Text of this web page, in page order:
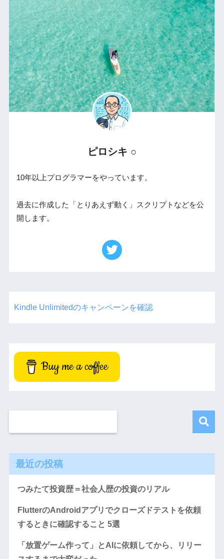
ピロシキ ○
10年以上プログラマーをやっています。
過去に作成した「とりあえず動く」スクリプトなどを公
開します。
Kindle Unlimitedのキャンペーンを確認
Buy me a coffee
最近の投稿
つみたて投資歴＝社会人歴の投資のリアル
FlutterのAndroidアプリでクローズドテストを依頼
するときに確認すること 5選
「放置ゲーム作って」とAIに依頼してから、リリー